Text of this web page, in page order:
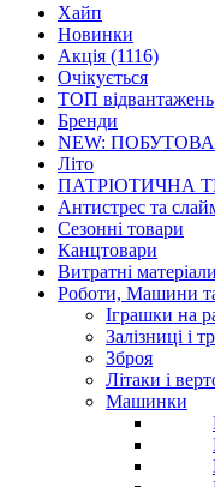
Хайп
Новинки
Акція (1116)
Очікується
ТОП відвантажень
Бренди
NEW:
Літо
ПАТРІОТИЧНА
Антистрес та
Сезонні товари
Канцтовари
Витратні матеріали
Роботи, Машини
Іграшки на
Залізниці і
Зброя
Літаки і
Машинки